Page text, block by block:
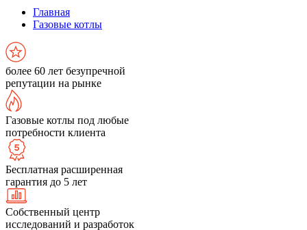
Главная
Газовые котлы
более 60 лет безупречной
репутации на рынке
Газовые котлы под любые
потребности клиента
Бесплатная расширенная
гарантия до 5 лет
Собственный центр
исследований и разработок